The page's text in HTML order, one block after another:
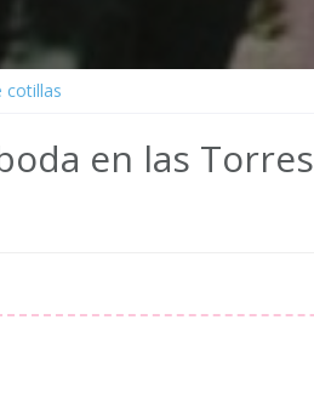
cotillas
en las